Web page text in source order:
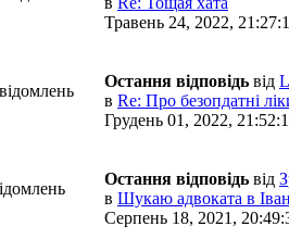
Травень 24, 2022,
Остання відповідь від
в Re: Про безопдатні
Грудень 01, 2022,
Остання відповідь від
в Шукаю адвоката в
Серпень 18, 2021,